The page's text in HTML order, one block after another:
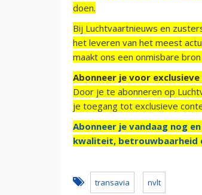
doen.
Bij Luchtvaartnieuws en
het leveren van het meest
maakt ons een onmisbare
Abonneer je voor
Door je te abonneren op
je toegang tot exclusieve
Abonneer je vandaag nog
kwaliteit, betrouwbaarheid
transavia nvlt